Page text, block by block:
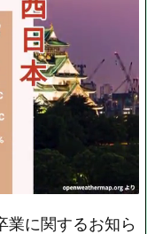
業に関するお知ら